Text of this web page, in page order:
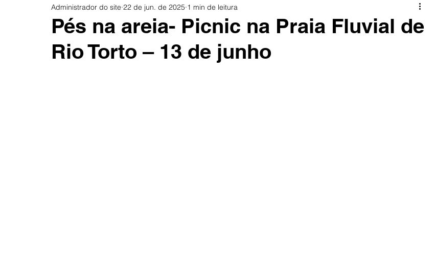
Bibliotecas LER fora da Escola ERASMUS+ LED
Pés na areia- Picnic na Praia Fluvial de
Rio Torto – 13 de junho
Administrador do site 22 de jun. de 2025 1 min de leitura